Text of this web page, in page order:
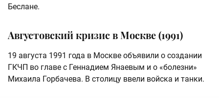
Беслане.
Августовский кризис в Москве (1991)
19 августа 1991 года в Москве объявили о создании
ГКЧП во главе с Геннадием Янаевым и о «болезни»
Михаила Горбачева. В столицу ввели войска и танки.